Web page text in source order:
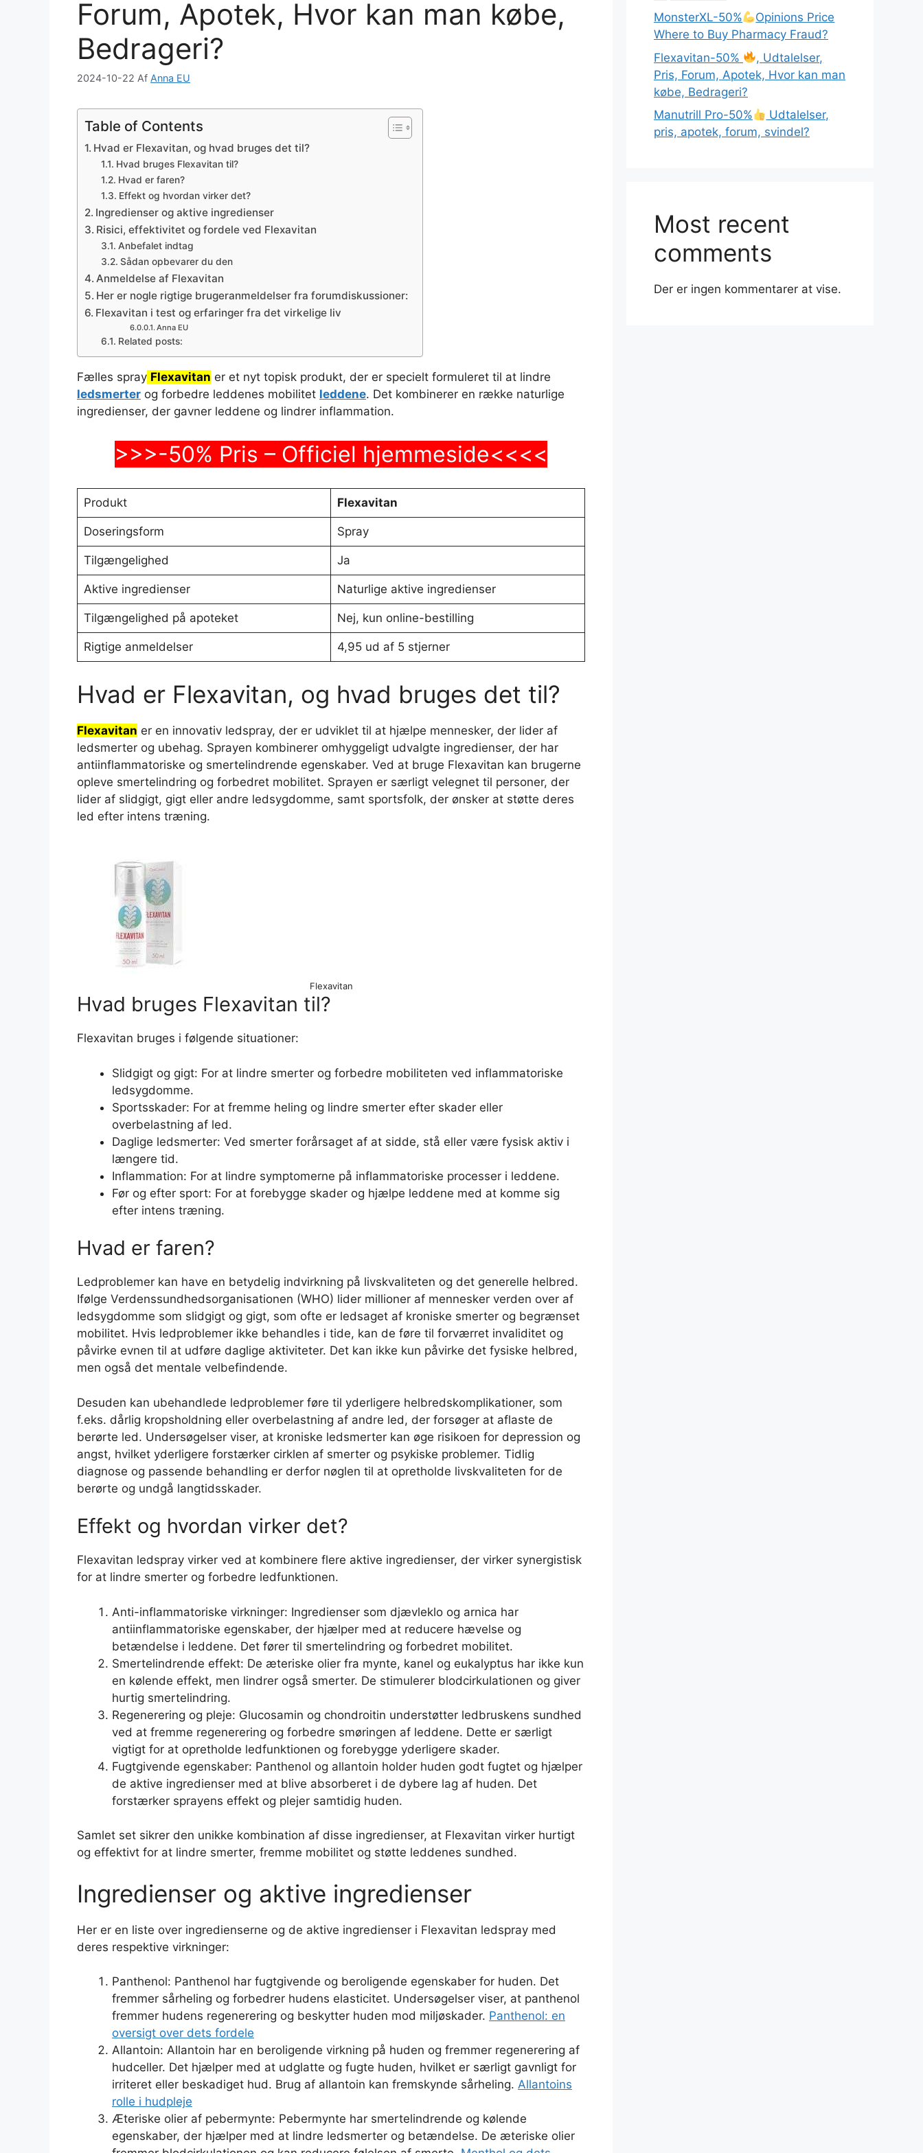
Forum, Apotek, Hvor kan man købe,
Bedrageri?
2024-10-22 Af Anna EU
Table of Contents
Hvad er Flexavitan, og hvad bruges det til?
Hvad bruges Flexavitan til?
Hvad er faren?
Effekt og hvordan virker det?
Ingredienser og aktive ingredienser
Risici, effektivitet og fordele ved Flexavitan
Anbefalet indtag
Sådan opbevarer du den
Anmeldelse af Flexavitan
Her er nogle rigtige brugeranmeldelser fra forumdiskussioner:
Flexavitan i test og erfaringer fra det virkelige liv
Anna EU
Related posts:
Fælles spray Flexavitan er et nyt topisk produkt, der er specielt formuleret til at lindre
ledsmerter og forbedre leddenes mobilitet leddene. Det kombinerer en række naturlige
ingredienser, der gavner leddene og lindrer inflammation.
>>>-50% Pris – Officiel hjemmeside<<<<
Produkt Flexavitan
Doseringsform Spray
Tilgængelighed Ja
Aktive ingredienser Naturlige aktive ingredienser
Tilgængelighed på apoteket Nej, kun online-bestilling
Rigtige anmeldelser 4,95 ud af 5 stjerner
Hvad er Flexavitan, og hvad bruges det til?
Flexavitan er en innovativ ledspray, der er udviklet til at hjælpe mennesker, der lider af
ledsmerter og ubehag. Sprayen kombinerer omhyggeligt udvalgte ingredienser, der har
antiinflammatoriske og smertelindrende egenskaber. Ved at bruge Flexavitan kan brugerne
opleve smertelindring og forbedret mobilitet. Sprayen er særligt velegnet til personer, der
lider af slidgigt, gigt eller andre ledsygdomme, samt sportsfolk, der ønsker at støtte deres
led efter intens træning.
Flexavitan
Hvad bruges Flexavitan til?
Flexavitan bruges i følgende situationer:
Slidgigt og gigt: For at lindre smerter og forbedre mobiliteten ved inflammatoriske
ledsygdomme.
Sportsskader: For at fremme heling og lindre smerter efter skader eller
overbelastning af led.
Daglige ledsmerter: Ved smerter forårsaget af at sidde, stå eller være fysisk aktiv i
længere tid.
Inflammation: For at lindre symptomerne på inflammatoriske processer i leddene.
Før og efter sport: For at forebygge skader og hjælpe leddene med at komme sig
efter intens træning.
Hvad er faren?
Ledproblemer kan have en betydelig indvirkning på livskvaliteten og det generelle helbred.
Ifølge Verdenssundhedsorganisationen (WHO) lider millioner af mennesker verden over af
ledsygdomme som slidgigt og gigt, som ofte er ledsaget af kroniske smerter og begrænset
mobilitet. Hvis ledproblemer ikke behandles i tide, kan de føre til forværret invaliditet og
påvirke evnen til at udføre daglige aktiviteter. Det kan ikke kun påvirke det fysiske helbred,
men også det mentale velbefindende.
Desuden kan ubehandlede ledproblemer føre til yderligere helbredskomplikationer, som
f.eks. dårlig kropsholdning eller overbelastning af andre led, der forsøger at aflaste de
berørte led. Undersøgelser viser, at kroniske ledsmerter kan øge risikoen for depression og
angst, hvilket yderligere forstærker cirklen af smerter og psykiske problemer. Tidlig
diagnose og passende behandling er derfor nøglen til at opretholde livskvaliteten for de
berørte og undgå langtidsskader.
Effekt og hvordan virker det?
Flexavitan ledspray virker ved at kombinere flere aktive ingredienser, der virker synergistisk
for at lindre smerter og forbedre ledfunktionen.
Anti-inflammatoriske virkninger: Ingredienser som djævleklo og arnica har
antiinflammatoriske egenskaber, der hjælper med at reducere hævelse og
betændelse i leddene. Det fører til smertelindring og forbedret mobilitet.
Smertelindrende effekt: De æteriske olier fra mynte, kanel og eukalyptus har ikke kun
en kølende effekt, men lindrer også smerter. De stimulerer blodcirkulationen og giver
hurtig smertelindring.
Regenerering og pleje: Glucosamin og chondroitin understøtter ledbruskens sundhed
ved at fremme regenerering og forbedre smøringen af leddene. Dette er særligt
vigtigt for at opretholde ledfunktionen og forebygge yderligere skader.
Fugtgivende egenskaber: Panthenol og allantoin holder huden godt fugtet og hjælper
de aktive ingredienser med at blive absorberet i de dybere lag af huden. Det
forstærker sprayens effekt og plejer samtidig huden.
Samlet set sikrer den unikke kombination af disse ingredienser, at Flexavitan virker hurtigt
og effektivt for at lindre smerter, fremme mobilitet og støtte leddenes sundhed.
Ingredienser og aktive ingredienser
Her er en liste over ingredienserne og de aktive ingredienser i Flexavitan ledspray med
deres respektive virkninger:
Panthenol: Panthenol har fugtgivende og beroligende egenskaber for huden. Det
fremmer sårheling og forbedrer hudens elasticitet. Undersøgelser viser, at panthenol
fremmer hudens regenerering og beskytter huden mod miljøskader. Panthenol: en
oversigt over dets fordele
Allantoin: Allantoin har en beroligende virkning på huden og fremmer regenerering af
hudceller. Det hjælper med at udglatte og fugte huden, hvilket er særligt gavnligt for
irriteret eller beskadiget hud. Brug af allantoin kan fremskynde sårheling. Allantoins
rolle i hudpleje
Æteriske olier af pebermynte: Pebermynte har smertelindrende og kølende
egenskaber, der hjælper med at lindre ledsmerter og betændelse. De æteriske olier
MonsterXL-50%
Opinions Price
Where to Buy Pharmacy Fraud?
Flexavitan-50%
, Udtalelser,
Pris, Forum, Apotek, Hvor kan man
købe, Bedrageri?
Manutrill Pro-50%
Udtalelser,
pris, apotek, forum, svindel?
Most recent
comments
Der er ingen kommentarer at vise.